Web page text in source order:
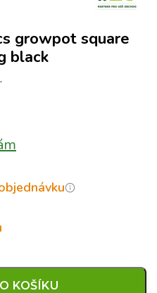
growpot square
black
KOŠÍKU